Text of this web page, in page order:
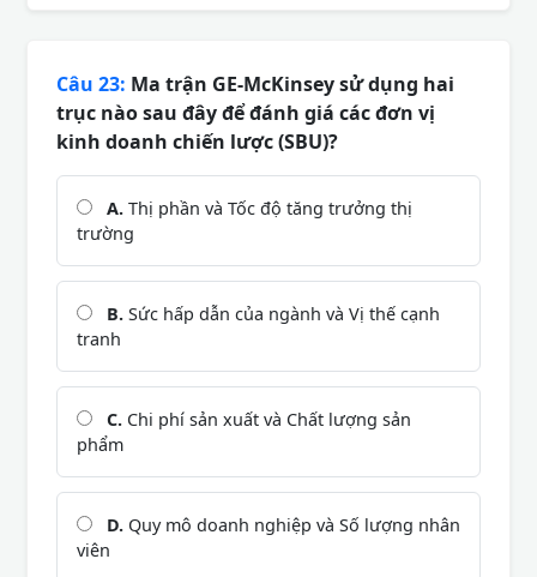
Câu 23: Ma trận GE-McKinsey sử dụng hai
trục nào sau đây để đánh giá các đơn vị
kinh doanh chiến lược (SBU)?
A. Thị phần và Tốc độ tăng trưởng thị
trường
B. Sức hấp dẫn của ngành và Vị thế cạnh
tranh
C. Chi phí sản xuất và Chất lượng sản
phẩm
D. Quy mô doanh nghiệp và Số lượng nhân
viên